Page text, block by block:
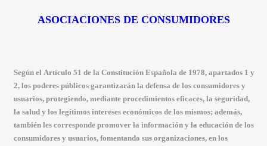
ASOCIACIONES DE CONSUMIDORES
Según el Artículo 51 de la Constitución Española de 1978, apartados 1 y
2, los poderes públicos garantizarán la defensa de los consumidores y
usuarios, protegiendo, mediante procedimientos eficaces, la seguridad,
la salud y los legítimos intereses económicos de los mismos; además,
también les corresponde promover la información y la educación de los
consumidores y usuarios, fomentando sus organizaciones, en los